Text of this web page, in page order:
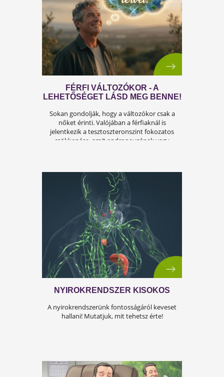
OKAI, TÜNETEI ÉS LEHETSÉGES
MEGOLDÁSAI
az életben. Nem csupán a testi egészséget,
hanem az önbecsülést is befolyásolja.
ÍGY KERÜLD EL AZ